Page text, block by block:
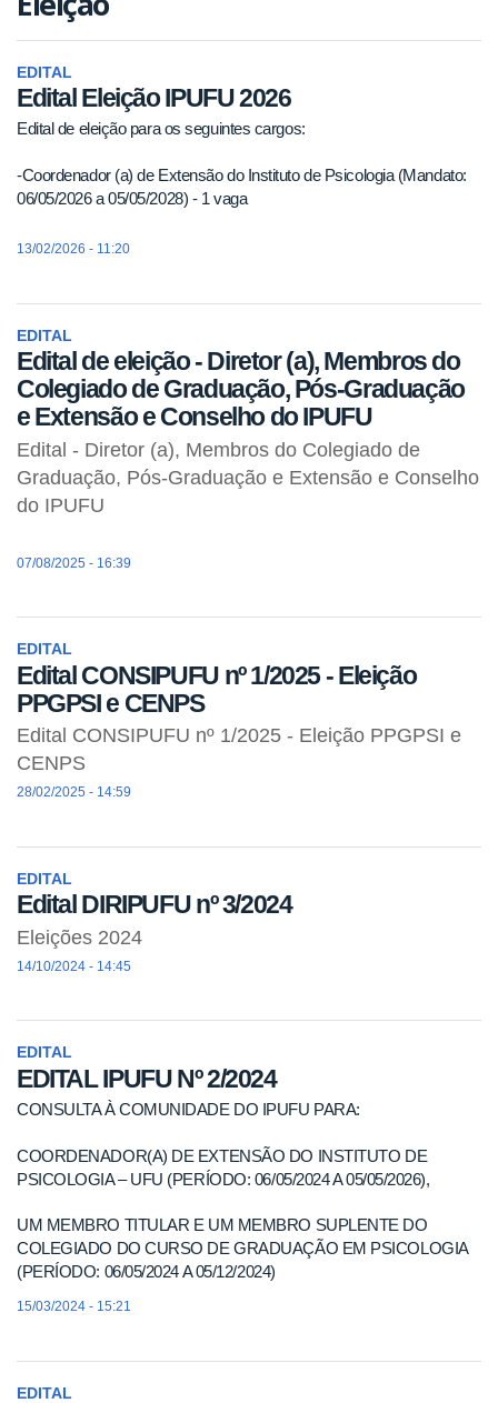
EDITAL
Edital Eleição IPUFU 2026
Edital de eleição para os seguintes cargos:
-Coordenador (a) de Extensão do Instituto de Psicologia (Mandato:
06/05/2026 a 05/05/2028) - 1 vaga
13/02/2026 - 11:20
EDITAL
Edital de eleição - Diretor (a), Membros do
Colegiado de Graduação, Pós-Graduação
e Extensão e Conselho do IPUFU
Edital - Diretor (a), Membros do Colegiado de
Graduação, Pós-Graduação e Extensão e Conselho
do IPUFU
07/08/2025 - 16:39
EDITAL
Edital CONSIPUFU nº 1/2025 - Eleição
PPGPSI e CENPS
Edital CONSIPUFU nº 1/2025 - Eleição PPGPSI e
CENPS
28/02/2025 - 14:59
EDITAL
Edital DIRIPUFU nº 3/2024
Eleições 2024
14/10/2024 - 14:45
EDITAL
EDITAL IPUFU Nº 2/2024
CONSULTA À COMUNIDADE DO IPUFU PARA:
COORDENADOR(A) DE EXTENSÃO DO INSTITUTO DE
PSICOLOGIA – UFU (PERÍODO: 06/05/2024 A 05/05/2026),
UM MEMBRO TITULAR E UM MEMBRO SUPLENTE DO
COLEGIADO DO CURSO DE GRADUAÇÃO EM PSICOLOGIA
(PERÍODO: 06/05/2024 A 05/12/2024)
15/03/2024 - 15:21
EDITAL